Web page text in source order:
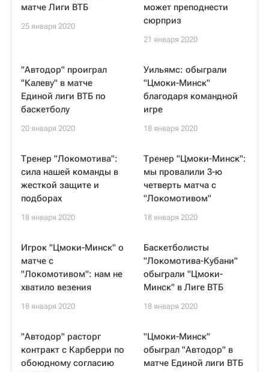
матче Лиги ВТБ
25 января 2020
может преподнести
сюрприз
21 января 2020
"Автодор" проиграл
"Калеву" в матче
Единой лиги ВТБ по
баскетболу
20 января 2020
Уильямс: обыграли
"Цмоки-Минск"
благодаря командной
игре
18 января 2020
Тренер "Локомотива":
сила нашей команды в
жесткой защите и
подборах
18 января 2020
Тренер "Цмоки-Минск":
мы провалили 3-ю
четверть матча с
"Локомотивом"
18 января 2020
Игрок "Цмоки-Минск" о
матче с
"Локомотивом": нам не
хватило везения
18 января 2020
Баскетболисты
"Локомотива-Кубани"
обыграли "Цмоки-
Минск" в Лиге ВТБ
18 января 2020
"Автодор" расторг
контракт с Карберри по
обоюдному согласию
"Цмоки-Минск"
обыграл "Автодор" в
матче Единой лиги ВТБ